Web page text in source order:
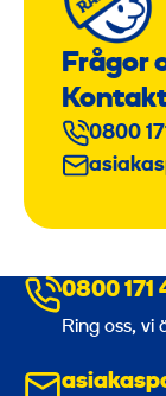
Frågor
0800
0800 171
Ring oss, vi